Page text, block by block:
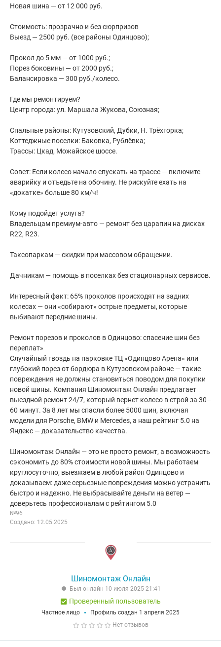
Новая шина — от 12 000 руб.
Стоимость: прозрачно и без сюрпризов
Выезд — 2500 руб. (все районы Одинцово);
Прокол до 5 мм — от 1000 руб.;
Порез боковины — от 2000 руб.;
Балансировка — 300 руб./колесо.
Где мы ремонтируем?
Центр города: ул. Маршала Жукова, Союзная;
Спальные районы: Кутузовский, Дубки, Н. Трёхгорка;
Коттеджные поселки: Баковка, Рублёвка;
Трассы: Цкад, Можайское шоссе.
Совет: Если колесо начало спускать на трассе — включите
аварийку и отъедьте на обочину. Не рискуйте ехать на
«докатке» больше 80 км/ч!
Кому подойдет услуга?
Владельцам премиум-авто — ремонт без царапин на дисках
R22, R23.
Таксопаркам — скидки при массовом обращении.
Дачникам — помощь в поселках без стационарных сервисов.
Интересный факт: 65% проколов происходят на задних
колесах — они «собирают» острые предметы, которые
выбивают передние шины.
Ремонт порезов и проколов в Одинцово: спасение шин без
переплат»
Случайный гвоздь на парковке ТЦ «Одинцово Арена» или
глубокий порез от бордюра в Кутузовском районе — такие
повреждения не должны становиться поводом для покупки
новой шины. Компания Шиномонтаж Онлайн предлагает
выездной ремонт 24/7, который вернет колесо в строй за 30–
60 минут. За 8 лет мы спасли более 5000 шин, включая
модели для Porsche, BMW и Mercedes, а наш рейтинг 5.0 на
Яндекс — доказательство качества.
Шиномонтаж Онлайн — это не просто ремонт, а возможность
сэкономить до 80% стоимости новой шины. Мы работаем
круглосуточно, выезжаем в любой район Одинцово и
доказываем: даже серьезные повреждения можно устранить
быстро и надежно. Не выбрасывайте деньги на ветер —
доверьтесь профессионалам с рейтингом 5.0
№96
Создано: 12.05.2025
Шиномонтаж Онлайн
Был онлайн 10 июля 2025 21:41
Проверенный пользователь
Частное лицо
Профиль создан 1 апреля 2025
Нет отзывов